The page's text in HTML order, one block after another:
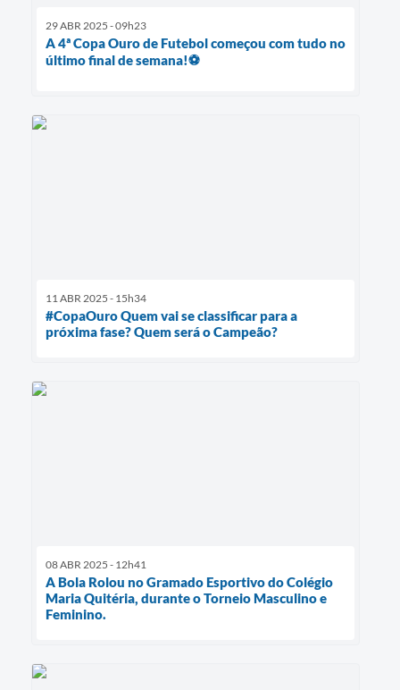
29 ABR 2025 - 09h23
A 4ª Copa Ouro de Futebol começou com tudo no
último final de semana!⚽
11 ABR 2025 - 15h34
#CopaOuro Quem vai se classificar para a
próxima fase? Quem será o Campeão?
08 ABR 2025 - 12h41
A Bola Rolou no Gramado Esportivo do Colégio
Maria Quitéria, durante o Torneio Masculino e
Feminino.